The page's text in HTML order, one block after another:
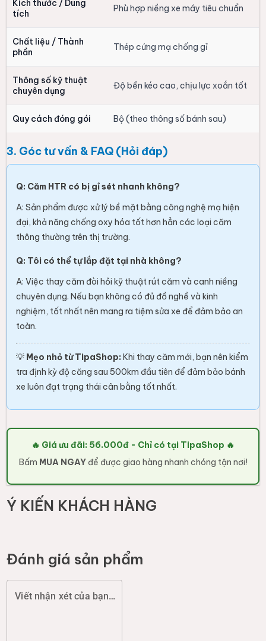
Kích thước / Dung
tích
Phù hợp niềng xe máy tiêu chuẩn
Chất liệu / Thành
phần
Thép cứng mạ chống gỉ
Thông số kỹ thuật
chuyên dụng
Độ bền kéo cao, chịu lực xoắn tốt
Quy cách đóng gói Bộ (theo thông số bánh sau)
3. Góc tư vấn & FAQ (Hỏi đáp)
Q: Căm HTR có bị gỉ sét nhanh không?
A: Sản phẩm được xử lý bề mặt bằng công nghệ mạ hiện
đại, khả năng chống oxy hóa tốt hơn hẳn các loại căm
thông thường trên thị trường.
Q: Tôi có thể tự lắp đặt tại nhà không?
A: Việc thay căm đòi hỏi kỹ thuật rút căm và canh niềng
chuyên dụng. Nếu bạn không có đủ đồ nghề và kinh
nghiệm, tốt nhất nên mang ra tiệm sửa xe để đảm bảo an
toàn.
💡 Mẹo nhỏ từ TipaShop: Khi thay căm mới, bạn nên kiểm
tra định kỳ độ căng sau 500km đầu tiên để đảm bảo bánh
xe luôn đạt trạng thái cân bằng tốt nhất.
🔥 Giá ưu đãi: 56.000đ - Chỉ có tại TipaShop 🔥
Bấm MUA NGAYđể được giao hàng nhanh chóng tận nơi!
Ý KIẾN KHÁCH HÀNG
Đánh giá sản phẩm
Viết nhận xét của bạn (chất lượng, đóng gói, giao hàng...)